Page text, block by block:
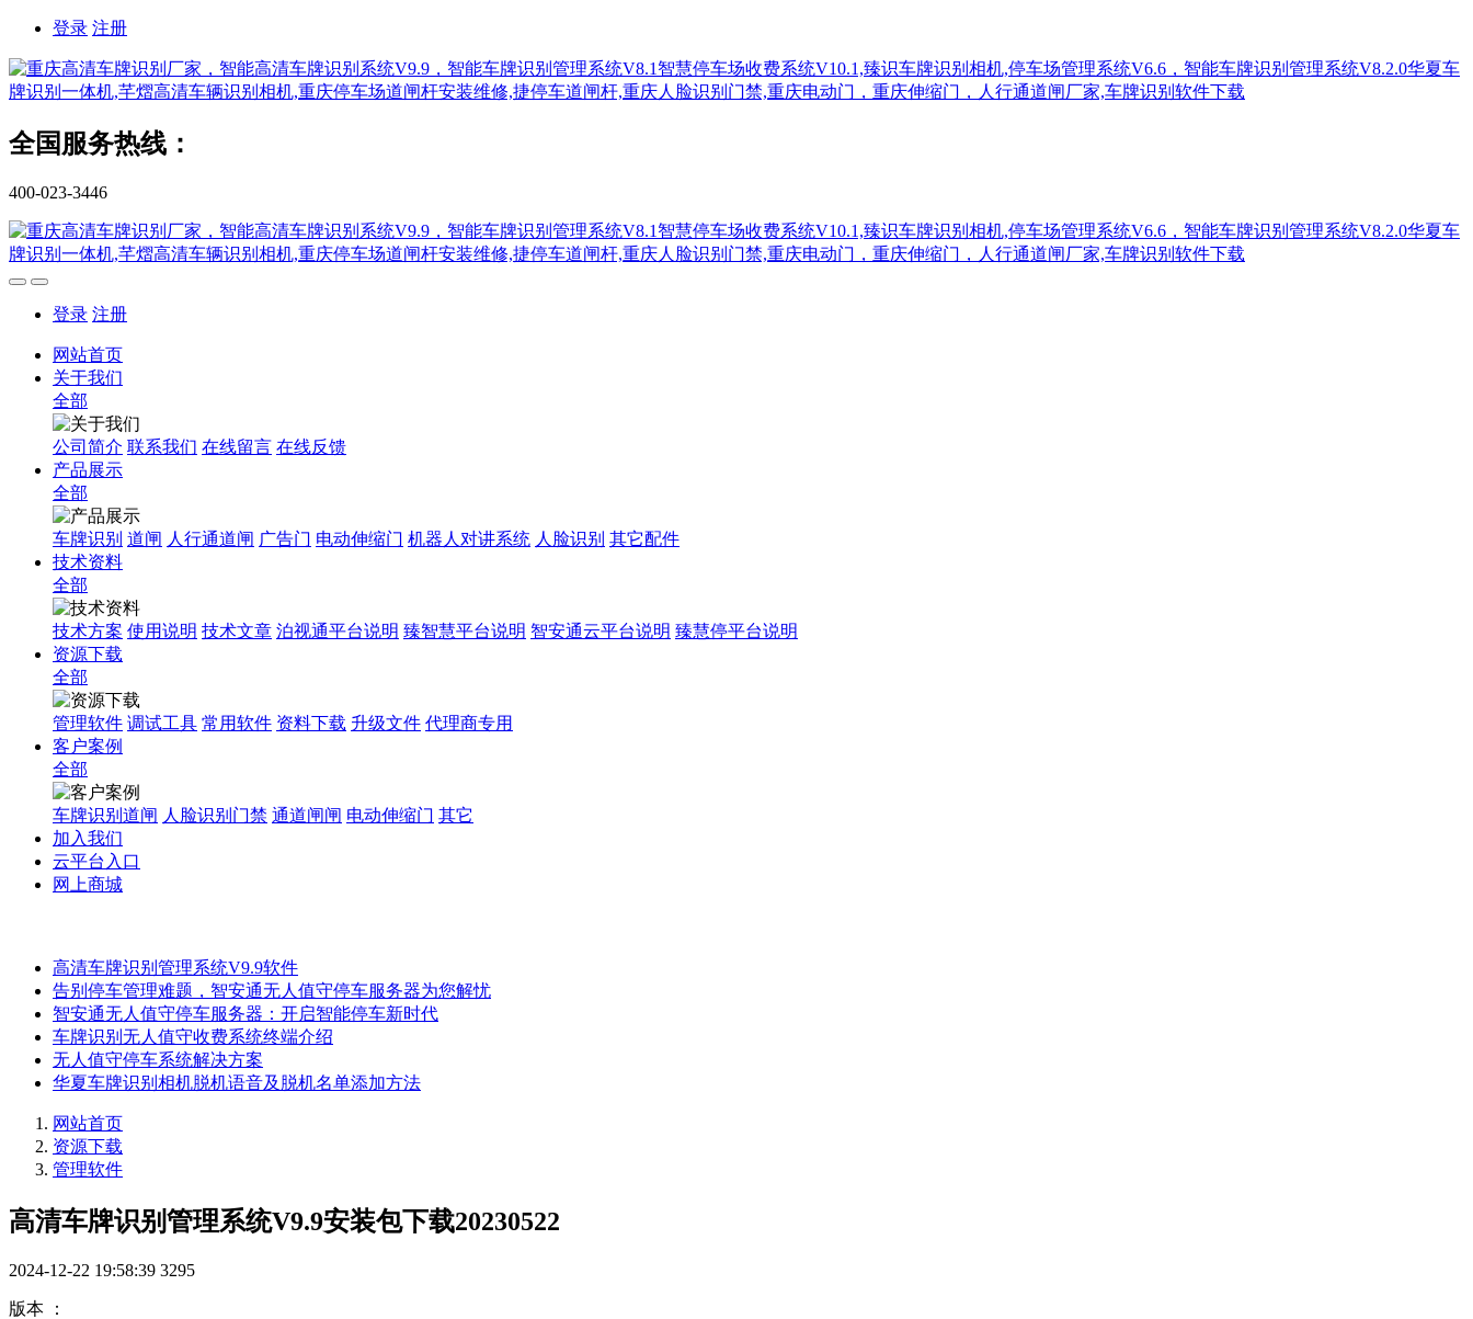
登录 注册
全国服务热线：
400-023-3446
登录 注册
网站首页
关于我们
全部
公司简介 联系我们 在线留言 在线反馈
产品展示
全部
车牌识别 道闸 人行通道闸 广告门 电动伸缩门 机器人对讲系统 人脸识别 其它配件
技术资料
全部
技术方案 使用说明 技术文章 泊视通平台说明 臻智慧平台说明 智安通云平台说明 臻慧停平台说明
资源下载
全部
管理软件 调试工具 常用软件 资料下载 升级文件 代理商专用
客户案例
全部
车牌识别道闸 人脸识别门禁 通道闸闸 电动伸缩门 其它
加入我们
云平台入口
网上商城
高清车牌识别管理系统V9.9软件
告别停车管理难题，智安通无人值守停车服务器为您解忧
智安通无人值守停车服务器：开启智能停车新时代
车牌识别无人值守收费系统终端介绍
无人值守停车系统解决方案
华夏车牌识别相机脱机语音及脱机名单添加方法
网站首页
资源下载
管理软件
高清车牌识别管理系统V9.9安装包下载20230522
2024-12-22 19:58:39 3295
版本 ：